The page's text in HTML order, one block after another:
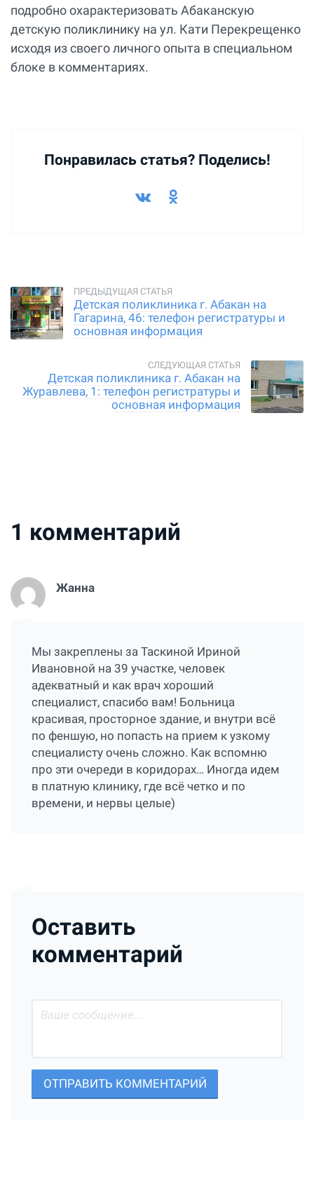
подробно охарактеризовать Абаканскую
детскую поликлинику на ул. Кати Перекрещенко
исходя из своего личного опыта в специальном
блоке в комментариях.
Понравилась статья? Поделись!
Детская поликлиника г. Абакан на
Гагарина, 46: телефон регистратуры и
основная информация
Детская поликлиника г. Абакан на
Журавлева, 1: телефон регистратуры и
основная информация
1 комментарий
Жанна
Мы закреплены за Таскиной Ириной
Ивановной на 39 участке, человек
адекватный и как врач хороший
специалист, спасибо вам! Больница
красивая, просторное здание, и внутри всё
по феншую, но попасть на прием к узкому
специалисту очень сложно. Как вспомню
про эти очереди в коридорах… Иногда идем
в платную клинику, где всё четко и по
времени, и нервы целые)
Оставить
комментарий
ОТПРАВИТЬ КОММЕНТАРИЙ